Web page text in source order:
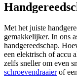
Met het juiste
gemakkelijker. In ons
handgereedschap.
een elektrisch of accu
zelfs sneller om even
schroevendraaierof